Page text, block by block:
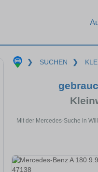
❯ SUCHEN ❯
Mit der Mercedes-Suche in